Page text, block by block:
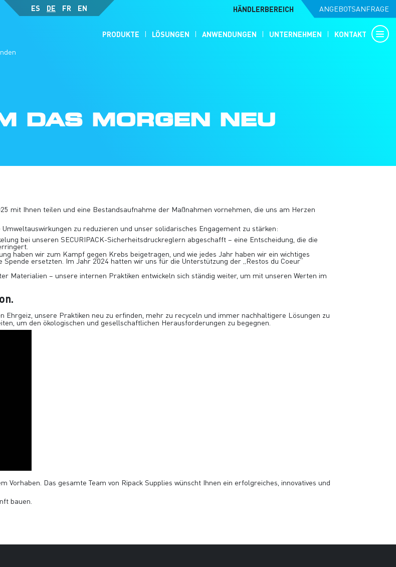
HÄNDLERBEREICH ANGEBOTSANFRAGE
PRODUKTE LÖSUNGEN ANWENDUNGEN UNTERNEHMEN KONTAKT
ES DE FR EN
DAS MORGEN NEU
mit Ihnen teilen und eine Bestandsaufnahme der Maßnahmen vornehmen, die uns am Herzen
zu reduzieren und unser solidarisches Engagement zu stärken:
bei unseren SECURIPACK-Sicherheitsdruckreglern abgeschafft – eine Entscheidung, die die
haben wir zum Kampf gegen Krebs beigetragen, und wie jedes Jahr haben wir ein wichtiges
ersetzten. Im Jahr 2024 hatten wir uns für die Unterstützung der „Restos du Coeur“
Materialien – unsere internen Praktiken entwickeln sich ständig weiter, um mit unseren Werten im
unsere Praktiken neu zu erfinden, mehr zu recyceln und immer nachhaltigere Lösungen zu
um den ökologischen und gesellschaftlichen Herausforderungen zu begegnen.
Das gesamte Team von Ripack Supplies wünscht Ihnen ein erfolgreiches, innovatives und
bauen.